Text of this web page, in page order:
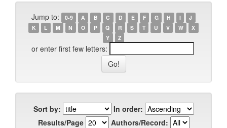
Jump to: 0-9 A B C D E F G H I
J
K
L M N O P Q R S T U V W
X
Y
Z
or enter first few letters:
Sort by:
In order:
Results/Page
Authors/Record: